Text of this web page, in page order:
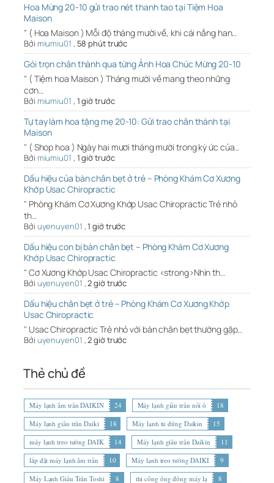
Hoa Mừng 20-10 gửi trao nét thanh tao tại Tiệm Hoa
Maison
" ( Hoa Maison ) Mỗi độ tháng mười về, khi cái nắng han…
Bởi miumiu01 , 58 phút trước
Gói trọn chân thành qua từng Ảnh Hoa Chúc Mừng 20-10
" ( Tiệm hoa Maison ) Tháng mười về mang theo những
cơn…
Bởi miumiu01 , 1 giờ trước
Tự tay làm hoa tặng mẹ 20-10: Gửi trao chân thành tại
Maison
" ( Shop hoa ) Ngày hai mươi tháng mười trong ký ức của…
Bởi miumiu01 , 1 giờ trước
Dấu hiệu của bàn chân bẹt ở trẻ – Phòng Khám Cơ Xương
Khớp Usac Chiropractic
" Phòng Khám Cơ Xương Khớp Usac Chiropractic Trẻ nhỏ
th…
Bởi uyenuyen01 ,1 giờ trước
Dấu hiệu con bị bàn chân bẹt – Phòng Khám Cơ Xương
Khớp Usac Chiropractic
" Cơ Xương Khớp Usac Chiropractic <strong>Nhìn th…
Bởi uyenuyen01 ,2 giờ trước
Dấu hiệu chân bẹt ở trẻ – Phòng Khám Cơ Xương Khớp
Usac Chiropractic
" Usac Chiropractic Trẻ nhỏ với bàn chân bẹt thường gặp…
Bởi uyenuyen01 ,2 giờ trước
Thẻ chủ đề
Máy lạnh âm trần DAIKIN 24 Máy lạnh giấu trần nối ố
18
Máy lạnh giấu trần Daiki
18 Máy lạnh tủ đứng Daikin
15
máy lạnh treo tường DAIK
14 Máy lạnh giấu trần Daikin
11
lắp đặt máy lạnh âm trần
10 Máy lạnh treo tường DAIKI
9
Máy Lạnh Giấu Trần Toshi
8 thi công ống đồng máy lạ 8